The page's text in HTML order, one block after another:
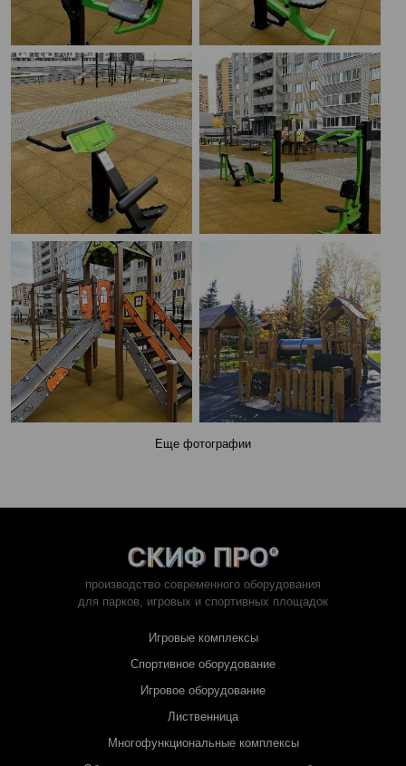
Еще фотографии
производство современного оборудования
для парков, игровых и спортивных площадок
Игровые комплексы
Спортивное оборудование
Игровое оборудование
Лиственница
Многофункциональные комплексы